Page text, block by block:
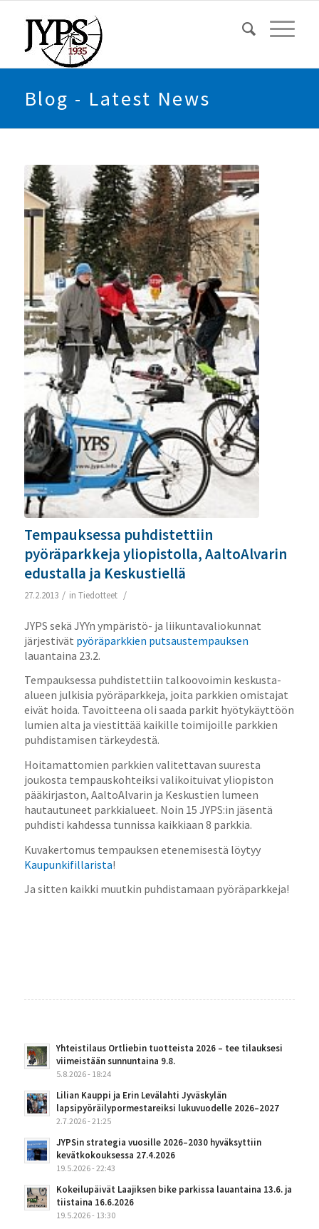
Blog - Latest News
Tempauksessa puhdistettiin
pyöräparkkeja yliopistolla, AaltoAlvarin
edustalla ja Keskustiellä
27.2.2013 / in Tiedotteet /
JYPS sekä JYYn ympäristö- ja liikuntavaliokunnat
järjestivät pyöräparkkien putsaustempauksen
lauantaina 23.2.
Tempauksessa puhdistettiin talkoovoimin keskusta-
alueen julkisia pyöräparkkeja, joita parkkien omistajat
eivät hoida. Tavoitteena oli saada parkit hyötykäyttöön
lumien alta ja viestittää kaikille toimijoille parkkien
puhdistamisen tärkeydestä.
Hoitamattomien parkkien valitettavan suuresta
joukosta tempauskohteiksi valikoituivat yliopiston
pääkirjaston, AaltoAlvarin ja Keskustien lumeen
hautautuneet parkkialueet. Noin 15 JYPS:in jäsentä
puhdisti kahdessa tunnissa kaikkiaan 8 parkkia.
Kuvakertomus tempauksen etenemisestä löytyy
Kaupunkifillarista!
Ja sitten kaikki muutkin puhdistamaan pyöräparkkeja!
Yhteistilaus Ortliebin tuotteista 2026 – tee tilauksesi
viimeistään sunnuntaina 9.8.
5.8.2026 - 18:24
Lilian Kauppi ja Erin Levälahti Jyväskylän
lapsipyöräilypormestareiksi lukuvuodelle 2026–2027
2.7.2026 - 21:25
JYPSin strategia vuosille 2026–2030 hyväksyttiin
kevätkokouksessa 27.4.2026
19.5.2026 - 22:43
Kokeilupäivät Laajiksen bike parkissa lauantaina 13.6. ja
tiistaina 16.6.2026
19.5.2026 - 13:30